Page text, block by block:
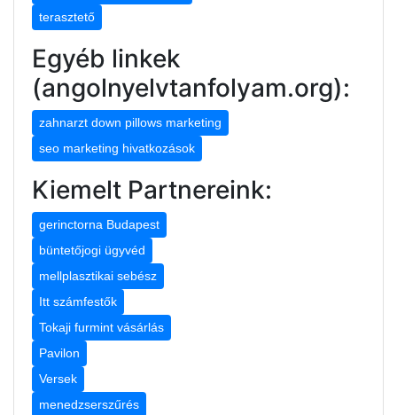
terasztető
Egyéb linkek
(angolnyelvtanfolyam.org):
zahnarzt down pillows marketing
seo marketing hivatkozások
Kiemelt Partnereink:
gerinctorna Budapest
büntetőjogi ügyvéd
mellplasztikai sebész
Itt számfestők
Tokaji furmint vásárlás
Pavilon
Versek
menedzserszűrés